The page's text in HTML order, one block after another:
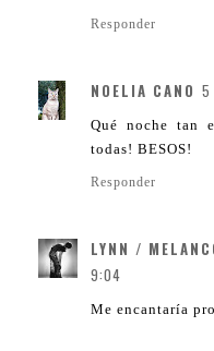
Responder
NOELIA CANO 5
Qué noche tan
todas! BESOS!
Responder
LYNN /
9:04
Me encantaría